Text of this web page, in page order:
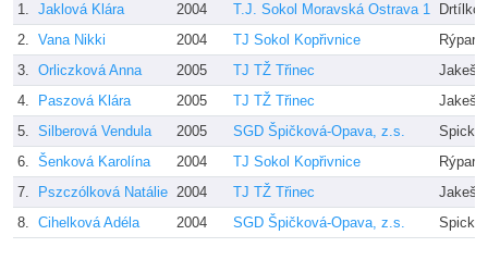
1. Jaklová Klára 2004 T.J. Sokol Moravská Ostrava 1
2. Vana Nikki 2004 TJ Sokol Kopřivnice
3. Orliczková Anna 2005 TJ TŽ Třinec
4.
Paszová Klára 2005 TJ TŽ Třinec
5. Silberová Vendula 2005 SGD Špičková-Opava, z.s.
6. Šenková Karolína 2004 TJ Sokol Kopřivnice
7.
Pszczólková Natálie 2004 TJ TŽ Třinec
8. Cihelková Adéla 2004 SGD Špičková-Opava, z.s.